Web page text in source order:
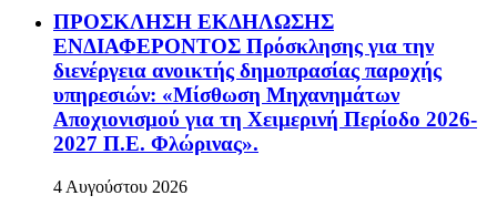
ΠΡΟΣΚΛΗΣΗ ΕΚΔΗΛΩΣΗΣ
ΕΝΔΙΑΦΕΡΟΝΤΟΣ Πρόσκλησης για την
διενέργεια ανοικτής δημοπρασίας παροχής
υπηρεσιών: «Μίσθωση Μηχανημάτων
Αποχιονισμού για τη Χειμερινή Περίοδο 2026-
2027 Π.Ε. Φλώρινας».
4 Αυγούστου 2026